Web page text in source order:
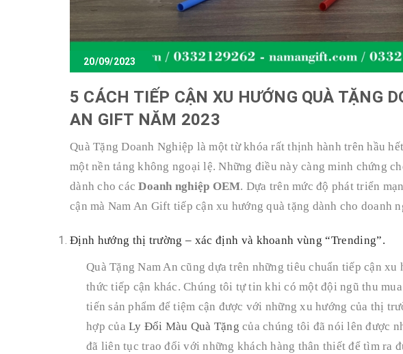
20/09/2023
5 CÁCH TIẾP CẬN XU HƯỚNG QUÀ TẶNG
AN GIFT NĂM 2023
Quà Tặng Doanh Nghiệp là một từ khóa rất thịnh hành trên hầu
một nền tảng không ngoại lệ. Những điều này càng minh chứng
dành cho cácDoanh nghiệp OEM. Dựa trên mức độ phát triển
cận mà Nam An Gift tiếp cận xu hướng quà tặng dành cho doanh
Định hướng thị trường – xác định và khoanh vùng “Trending”.
Quà Tặng Nam An cũng dựa trên những tiêu chuẩn tiếp cận
thức tiếp cận khác. Chúng tôi tự tin khi có một đội ngũ thu
tiến sản phẩm để tiệm cận được với những xu hướng của thị
hợp của Ly Đổi Màu Quà Tặng của chúng tôi đã nói lên được
đã liên tục trao đổi với những khách hàng thân thiết để tìm ra